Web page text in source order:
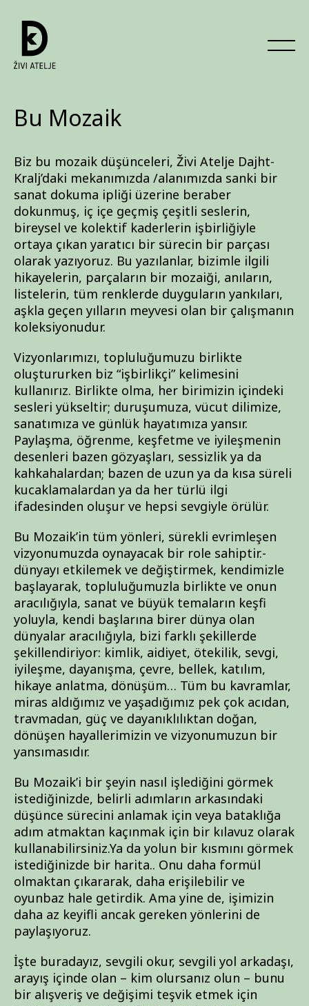
Bu Mozaik
Biz bu mozaik düşünceleri, Živi Atelje Dajht-
Kralj’daki mekanımızda /alanımızda sanki bir
sanat dokuma ipliği üzerine beraber
dokunmuş, iç içe geçmiş çeşitli seslerin,
bireysel ve kolektif kaderlerin işbirliğiyle
ortaya çıkan yaratıcı bir sürecin bir parçası
olarak yazıyoruz. Bu yazılanlar, bizimle ilgili
hikayelerin, parçaların bir mozaiği, anıların,
listelerin, tüm renklerde duyguların yankıları,
aşkla geçen yılların meyvesi olan bir çalışmanın
koleksiyonudur.
Vizyonlarımızı, topluluğumuzu birlikte
oluştururken biz “işbirlikçi” kelimesini
kullanırız. Birlikte olma, her birimizin içindeki
sesleri yükseltir; duruşumuza, vücut dilimize,
sanatımıza ve günlük hayatımıza yansır.
Paylaşma, öğrenme, keşfetme ve iyileşmenin
desenleri bazen gözyaşları, sessizlik ya da
kahkahalardan; bazen de uzun ya da kısa süreli
kucaklamalardan ya da her türlü ilgi
ifadesinden oluşur ve hepsi sevgiyle örülür.
Bu Mozaik’in tüm yönleri, sürekli evrimleşen
vizyonumuzda oynayacak bir role sahiptir.-
dünyayı etkilemek ve değiştirmek, kendimizle
başlayarak, topluluğumuzla birlikte ve onun
aracılığıyla, sanat ve büyük temaların keşfi
yoluyla, kendi başlarına birer dünya olan
dünyalar aracılığıyla, bizi farklı şekillerde
şekillendiriyor: kimlik, aidiyet, ötekilik, sevgi,
iyileşme, dayanışma, çevre, bellek, katılım,
hikaye anlatma, dönüşüm… Tüm bu kavramlar,
miras aldığımız ve yaşadığımız pek çok acıdan,
travmadan, güç ve dayanıklılıktan doğan,
dönüşen hayallerimizin ve vizyonumuzun bir
yansımasıdır.
Bu Mozaik’i bir şeyin nasıl işlediğini görmek
istediğinizde, belirli adımların arkasındaki
düşünce sürecini anlamak için veya bataklığa
adım atmaktan kaçınmak için bir kılavuz olarak
kullanabilirsiniz.Ya da yolun bir kısmını görmek
istediğinizde bir harita.. Onu daha formül
olmaktan çıkararak, daha erişilebilir ve
oyunbaz hale getirdik. Ama yine de, işimizin
daha az keyifli ancak gereken yönlerini de
paylaşıyoruz.
İşte buradayız, sevgili okur, sevgili yol arkadaşı,
arayış içinde olan – kim olursanız olun – bunu
bir alışveriş ve değişimi teşvik etmek için